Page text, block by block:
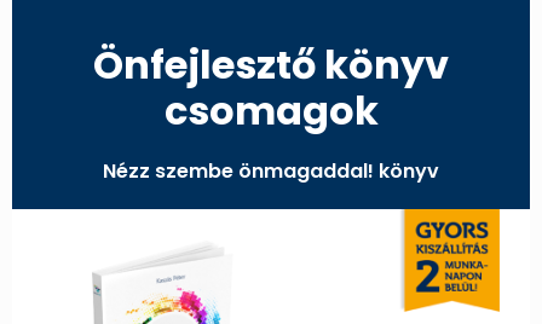
Önfejlesztő könyv
csomagok
Nézz szembe önmagaddal! könyv